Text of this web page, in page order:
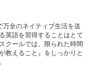
全のネイティブ生活を送
英語を習得することはとて
クールでは、限られた時間
教えること』をしっかりと